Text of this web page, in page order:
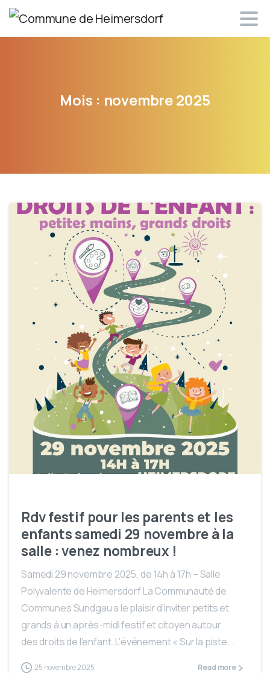
Mois : novembre2025
Rdv festif pour les parents et les
enfants samedi 29 novembre à la
salle : venez nombreux !
Samedi 29 novembre 2025, de 14h à 17h – Salle
Polyvalente de Heimersdorf La Communauté de
Communes Sundgau a le plaisir d’inviter petits et
grands à un après-midi festif et citoyen autour
des droits de l’enfant. L’événement « Sur la piste...
25 novembre 2025 Read more